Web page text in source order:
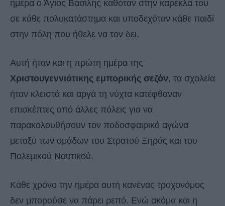
ημέρα ο Άγιος Βασίλης καθόταν στην καρέκλα του
σε κάθε πολυκατάστημα και υποδεχόταν κάθε παιδί
στην πόλη που ήθελε να τον δει.
Αυτή ήταν και η πρώτη ημέρα της
Χριστουγεννιάτικης εμπορικής σεζόν, τα σχολεία
ήταν κλειστά και αργά τη νύχτα κατέφθαναν
επισκέπτες από άλλες πόλεις για να
παρακολουθήσουν τον ποδοσφαιρικό αγώνα
μεταξύ των ομάδων του Στρατού Ξηράς και του
Πολεμικού Ναυτικού.
Κάθε χρόνο την ημέρα αυτή κανένας τροχονόμος
δεν μπορούσε να πάρει ρεπό. Ενώ ακόμα και η